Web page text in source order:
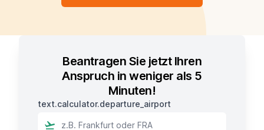
Beantragen Sie jetzt Ihren
Anspruch in weniger als 5
Minuten!
text.calculator.departure_airport